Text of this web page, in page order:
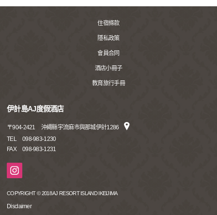
住宿條款
隱私政策
會員合同
酒店小冊子
教育旅行手冊
伊計島AJ度假酒店
〒904-2421
沖繩縣宇流麻市與那城伊計1286
TEL
098-983-1230
FAX
098-983-1231
COPYRIGHT © 2018 AJ RESORT ISLAND IKEIJIMA
Disclaimer